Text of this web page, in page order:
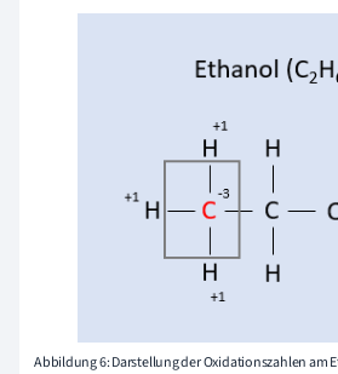
Abbildung 6: Darstellung der Oxidationszahlen am